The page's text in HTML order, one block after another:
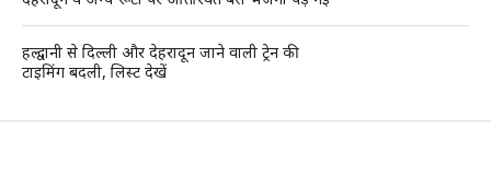
हल्द्वानी से दिल्ली और देहरादून जाने वाली ट्रेन की
टाइमिंग बदली, लिस्ट देखें